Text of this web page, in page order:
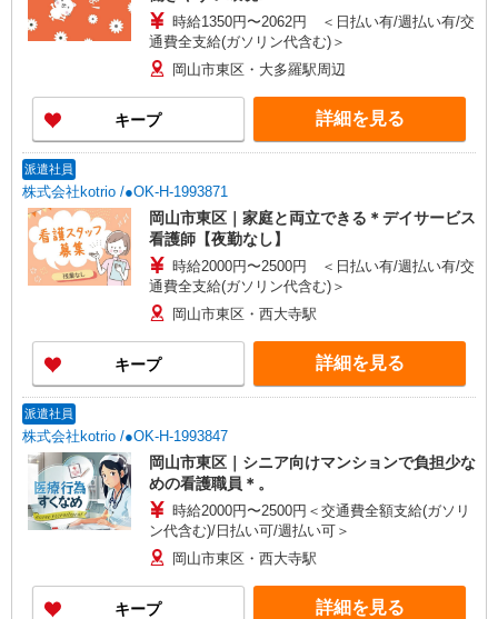
時給1350円〜2062円 ＜日払い有/週払い有/交
通費全支給(ガソリン代含む)＞
岡山市東区・大多羅駅周辺
キープ 詳細を見る
派遣社員
株式会社kotrio /●OK-H-1993871
岡山市東区｜家庭と両立できる＊デイサービス
看護師【夜勤なし】
時給2000円〜2500円 ＜日払い有/週払い有/交
通費全支給(ガソリン代含む)＞
岡山市東区・西大寺駅
キープ 詳細を見る
派遣社員
株式会社kotrio /●OK-H-1993847
岡山市東区｜シニア向けマンションで負担少な
めの看護職員＊。
時給2000円〜2500円＜交通費全額支給(ガソリ
ン代含む)/日払い可/週払い可＞
岡山市東区・西大寺駅
キープ 詳細を見る